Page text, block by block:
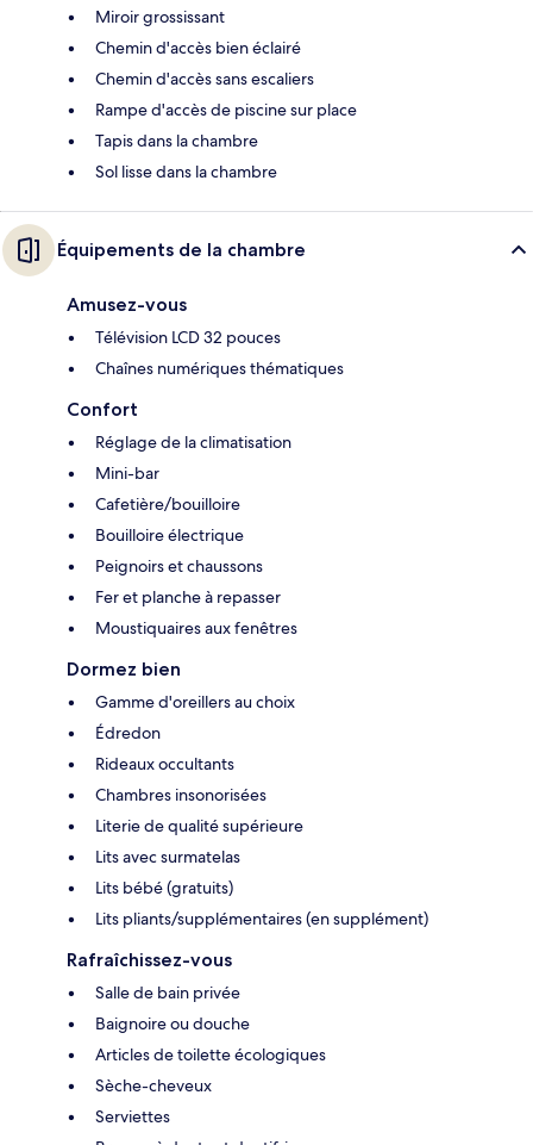
Miroir grossissant
Chemin d'accès bien éclairé
Chemin d'accès sans escaliers
Rampe d'accès de piscine sur place
Tapis dans la chambre
Sol lisse dans la chambre
Équipements de la chambre
Amusez-vous
Télévision LCD 32 pouces
Chaînes numériques thématiques
Confort
Réglage de la climatisation
Mini-bar
Cafetière/bouilloire
Bouilloire électrique
Peignoirs et chaussons
Fer et planche à repasser
Moustiquaires aux fenêtres
Dormez bien
Gamme d'oreillers au choix
Édredon
Rideaux occultants
Chambres insonorisées
Literie de qualité supérieure
Lits avec surmatelas
Lits bébé (gratuits)
Lits pliants/supplémentaires (en supplément)
Rafraîchissez-vous
Salle de bain privée
Baignoire ou douche
Articles de toilette écologiques
Sèche-cheveux
Serviettes